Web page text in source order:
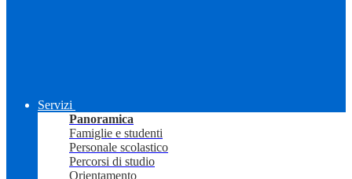
Servizi
Panoramica
Famiglie e studenti
Personale scolastico
Percorsi di studio
Orientamento